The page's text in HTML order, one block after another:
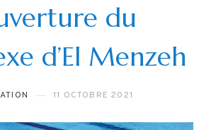
du
d’El Menzeh
11 OCTOBRE 2021